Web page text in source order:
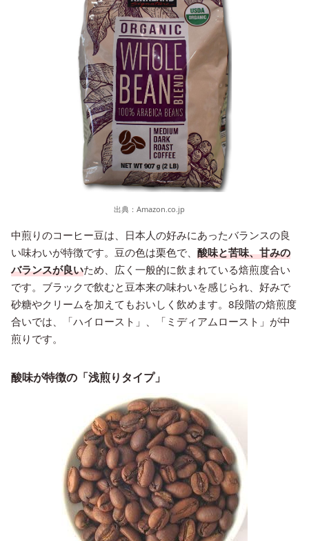
出典： Amazon.co.jp
中煎りのコーヒー豆は、日本人の好みにあったバランスの良
い味わいが特徴です。豆の色は栗色で、 酸味と苦味、甘みの
バランスが良いため、広く一般的に飲まれている焙煎度合い
です。ブラックで飲むと豆本来の味わいを感じられ、好みで
砂糖やクリームを加えてもおいしく飲めます。8段階の焙煎度
合いでは、「ハイロースト」、「ミディアムロースト」が中
煎りです。
酸味が特徴の「浅煎りタイプ」